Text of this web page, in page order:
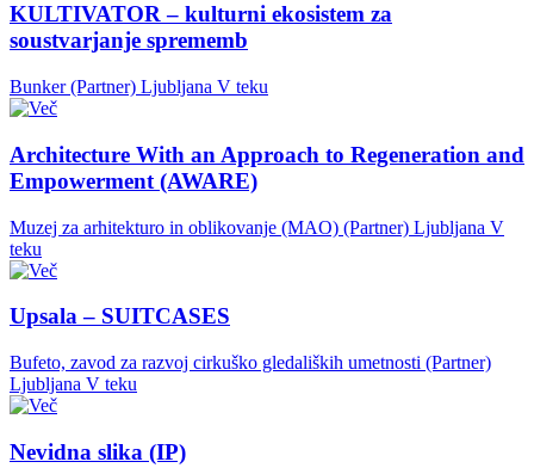
KULTIVATOR – kulturni ekosistem za
soustvarjanje sprememb
Bunker (Partner) Ljubljana V teku
Architecture With an Approach to Regeneration and
Empowerment (AWARE)
Muzej za arhitekturo in oblikovanje (MAO) (Partner) Ljubljana V
teku
Upsala – SUITCASES
Bufeto, zavod za razvoj cirkuško gledaliških umetnosti (Partner)
Ljubljana V teku
Nevidna slika (IP)